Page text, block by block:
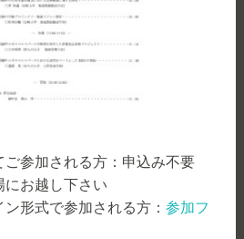
ご参加される方：申込み不要
し下さい
で参加される方：参加フ